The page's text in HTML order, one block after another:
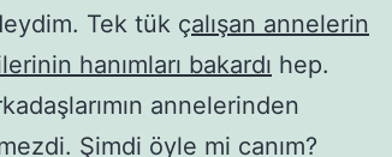
Tek tük çalışan annelerin
hanımları bakardı hep.
annelerinden
Şimdi öyle mi canım?